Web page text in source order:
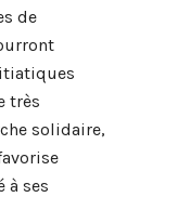
de
très
solidaire,
à ses